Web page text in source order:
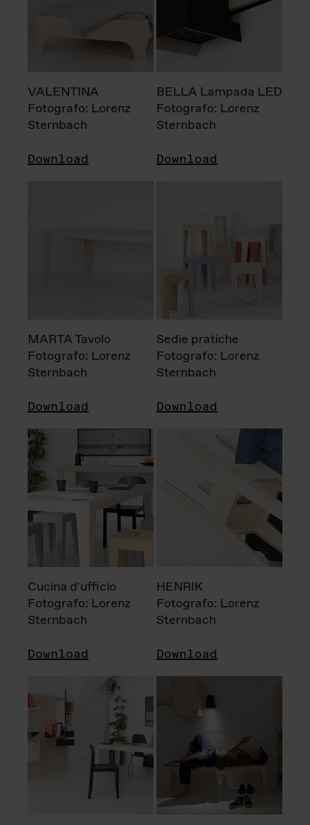
VALENTINA
Fotografo: Lorenz
Sternbach
Download
BELLA Lampada LED
Fotografo: Lorenz
Sternbach
Download
MARTA Tavolo
Fotografo: Lorenz
Sternbach
Download
Sedie pratiche
Fotografo: Lorenz
Sternbach
Download
Cucina d'ufficio
Fotografo: Lorenz
Sternbach
Download
HENRIK
Fotografo: Lorenz
Sternbach
Download